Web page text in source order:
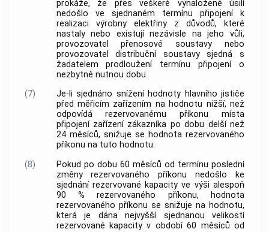
prokáže, že přes veškeré vynaložené úsilí
nedošlo ve sjednaném termínu připojení k
realizaci výrobny elektřiny z důvodů, které
nastaly nebo existují nezávisle na jeho vůli,
provozovatel přenosové soustavy nebo
provozovatel distribuční soustavy sjedná s
žadatelem prodloužení termínu připojení o
nezbytně nutnou dobu.
(7)
Je-li sjednáno snížení hodnoty hlavního jističe
před měřicím zařízením na hodnotu nižší, než
odpovídá rezervovanému příkonu místa
připojení zařízení zákazníka po dobu delší než
24 měsíců, snižuje se hodnota rezervovaného
příkonu na tuto hodnotu.
(8)
Pokud po dobu 60 měsíců od termínu poslední
změny rezervovaného příkonu nedošlo ke
sjednání rezervované kapacity ve výši alespoň
90 % rezervovaného příkonu, hodnota
rezervovaného příkonu se snižuje na hodnotu,
která je dána nejvyšší sjednanou velikostí
rezervované kapacity v období 60 měsíců od